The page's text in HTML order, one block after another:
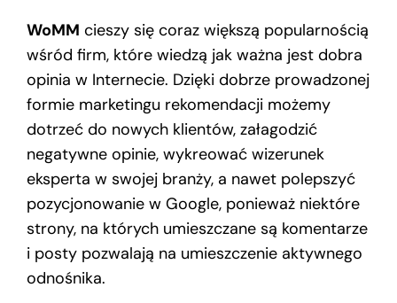
WoMM cieszy się coraz większą popularnością
wśród firm, które wiedzą jak ważna jest dobra
opinia w Internecie. Dzięki dobrze prowadzonej
formie marketingu rekomendacji możemy
dotrzeć do nowych klientów, załagodzić
negatywne opinie, wykreować wizerunek
eksperta w swojej branży, a nawet polepszyć
pozycjonowanie w Google, ponieważ niektóre
strony, na których umieszczane są komentarze
i posty pozwalają na umieszczenie aktywnego
odnośnika.